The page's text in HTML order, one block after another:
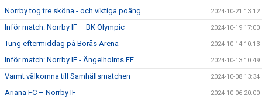
Norrby tog tre sköna - och viktiga poäng 2024-10-21 13:12
Inför match: Norrby IF – BK Olympic 2024-10-19 17:00
Tung eftermiddag på Borås Arena 2024-10-14 10:13
Inför match: Norrby IF - Ängelholms FF 2024-10-13 10:49
Varmt välkomna till Samhällsmatchen 2024-10-08 13:34
Ariana FC – Norrby IF 2024-10-06 20:00